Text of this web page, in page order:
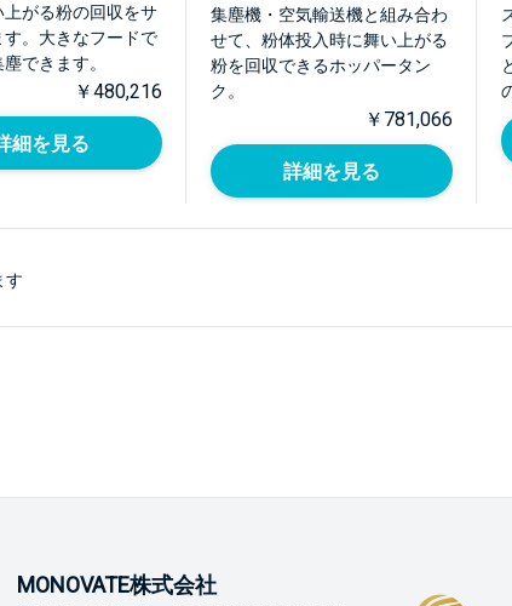
上がる粉の回収をサ
す。大きなフードで
できます。
￥480,216
細を見る
集塵機・空気輸送機と組み合わ
せて、粉体投入時に舞い上がる
粉を回収できるホッパータン
ク。
￥781,066
詳細を見る
す
MONOVATE株式会社